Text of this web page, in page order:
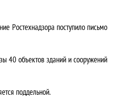
Ростехнадзора поступило письмо
40 объектов зданий и сооружений
поддельной.